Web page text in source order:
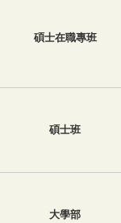
碩士在職專班
碩士班
大學部